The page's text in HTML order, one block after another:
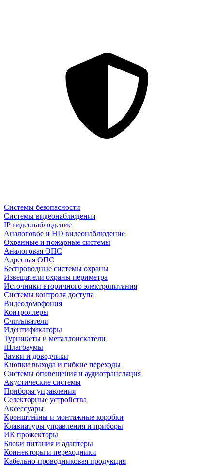
Системы безопасности
Системы видеонаблюдения
IP видеонаблюдение
Аналоговое и HD видеонаблюдение
Охранные и пожарные системы
Аналоговая ОПС
Адресная ОПС
Беспроводные системы охраны
Извещатели охраны периметра
Источники вторичного электропитания
Системы контроля доступа
Видеодомофония
Контроллеры
Считыватели
Идентификаторы
Турникеты и металлоискатели
Шлагбаумы
Замки и доводчики
Кнопки выхода и гибкие переходы
Системы оповещения и аудиотрансляция
Акустические системы
Приборы управления
Селекторные устройства
Аксессуары
Кронштейны и монтажные коробки
Клавиатуры управления и приборы
ИК прожекторы
Блоки питания и адаптеры
Коннекторы и переходники
Кабельно-проводниковая продукция